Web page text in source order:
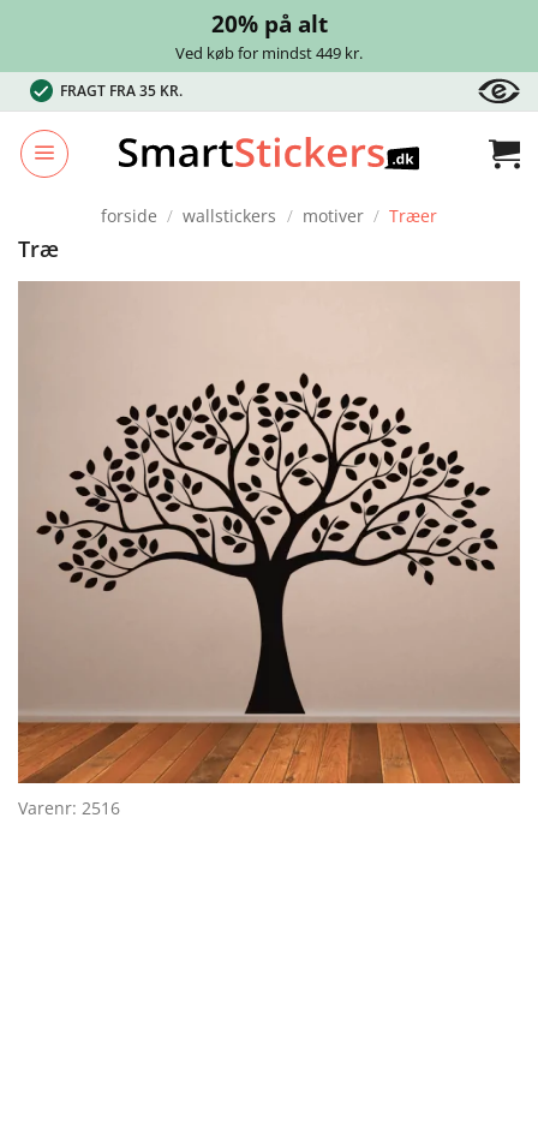
20% på alt
Ved køb for mindst 449 kr.
Fortsæt
til
indhold
FRAGT FRA 35 KR.
forside / wallstickers / motiver / Træer
Træ
Varenr: 2516